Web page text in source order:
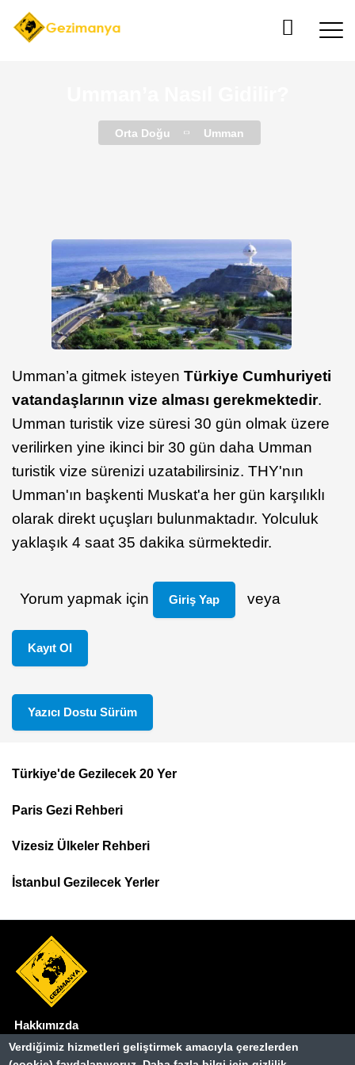
Orta Doğu Umman
Umman’a gitmek isteyen Türkiye Cumhuriyeti
vatandaşlarının vize alması gerekmektedir.
Umman turistik vize süresi 30 gün olmak üzere
verilirken yine ikinci bir 30 gün daha Umman
turistik vize sürenizi uzatabilirsiniz. THY'nın
Umman'ın başkenti Muskat'a her gün karşılıklı
olarak direkt uçuşları bulunmaktadır. Yolculuk
yaklaşık 4 saat 35 dakika sürmektedir.
Yorum yapmak için Giriş Yap veya
Kayıt Ol
Yazıcı Dostu Sürüm
Footer
Top
Menu
Türkiye'de Gezilecek 20 Yer
Paris Gezi Rehberi
Vizesiz Ülkeler Rehberi
İstanbul Gezilecek Yerler
Dipnot
Hakkımızda
Kullanım Şartları
Verdiğimiz hizmetleri geliştirmek amacıyla çerezlerden